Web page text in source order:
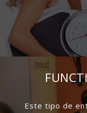
Este tipo de